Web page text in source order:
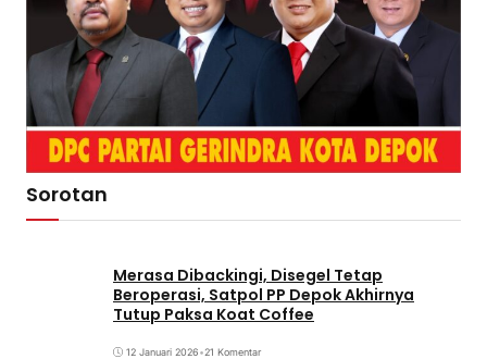
Sorotan
Merasa Dibackingi, Disegel Tetap
Beroperasi, Satpol PP Depok Akhirnya
Tutup Paksa Koat Coffee
12 Januari 2026•21 Komentar